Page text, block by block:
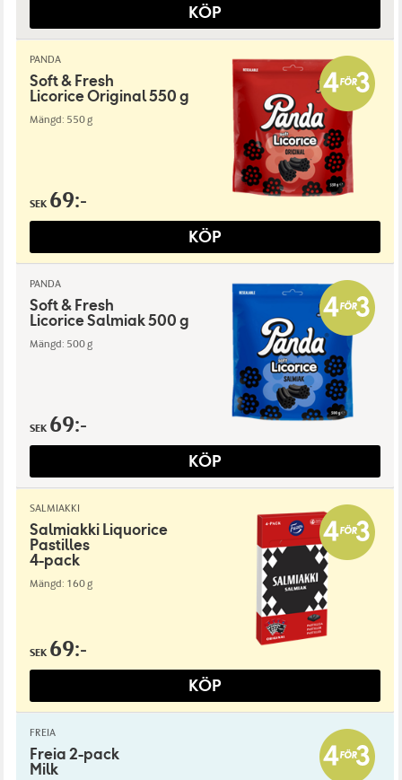
KÖP
PANDA
Soft & Fresh
Licorice Original 550 g
Mängd: 550 g
SEK 69:-
KÖP
PANDA
Soft & Fresh
Licorice Salmiak 500 g
Mängd: 500 g
SEK 69:-
KÖP
SALMIAKKI
Salmiakki Liquorice
Pastilles
4-pack
Mängd: 160 g
SEK 69:-
KÖP
FREIA
Freia 2-pack
Milk